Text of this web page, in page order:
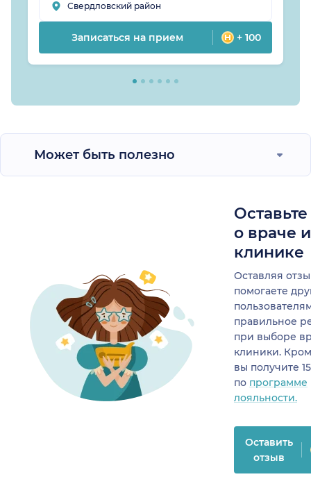
Свердловский район
Записаться на прием + 100
Может быть полезно
о враче
клинике
Оставляя
помогаете
правильное
при выборе
клиники.
вы получите
по программе
лояльности.
Оставить
отзыв